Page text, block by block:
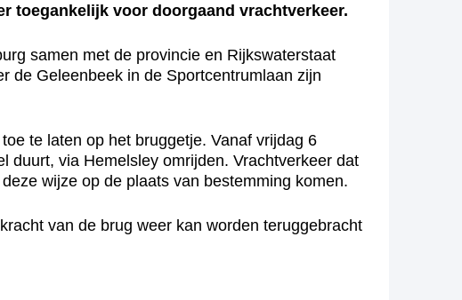
toegankelijk voor doorgaand vrachtverkeer.
samen met de provincie en Rijkswaterstaat
de Geleenbeek in de Sportcentrumlaan zijn
te laten op het bruggetje. Vanaf vrijdag 6
duurt, via Hemelsley omrijden. Vrachtverkeer dat
wijze op de plaats van bestemming komen.
van de brug weer kan worden teruggebracht